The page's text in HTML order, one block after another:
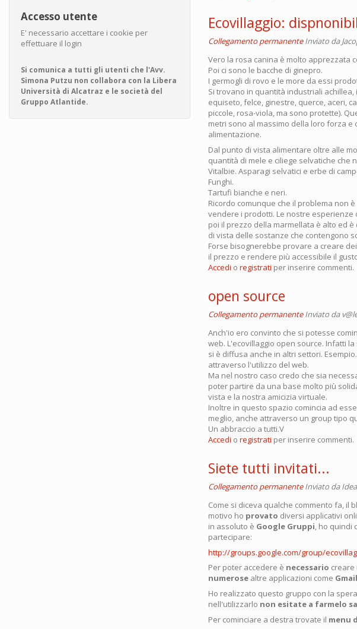
Accesso utente
E' necessario accettare i cookie per
effettuare il login
Si comunica a tutti gli utenti che l'Avv.
Simona Putzu non collabora con la Libera
Università di Alcatraz e le società del
Gruppo Atlantide.
Ecovillaggio:
Collegamento permanente Inviato da
Vero la rosa canina è molto apprezzata
Poi ci sono le bacche di ginepro.
I germogli di rovo e le more da essi
Si trovano in quantità industriali
equiseto, felce, ginestre, querce, aceri,
piccole, rosa-viola, ma sono protette).
metri sono al massimo della loro forza
alimentazione.
Dal punto di vista alimentare oltre alle
quantità di mele e ciliege selvatiche che
Vitalbie. Asparagi selvatici e erbe di
Funghi.
Tartufi bianche e neri.
Ricordo comunque che il problema non
vendere i prodotti. Le nostre esperienze
poi il prezzo della marmellata è alto ed
di vista delle sostanze che contengono
Forse bisognerebbe provare a creare
il prezzo e rendere più accessibile il
Accedi o registrati per inserire commenti.
open source
Collegamento permanente Inviato da
Anch'io ero convinto che si potesse
web. L'ecovillaggio open source. Infatti
si è diffusa anche in altri settori.
attraverso l'utilizzo del web.
Ma nel nostro caso credo che sia
poter partire da una base molto più
vista e la nostra amicizia virtuale.
Inoltre in questo spazio comincia ad
meglio, anche attraverso un group tipo
Un abbraccio a tutti.V
Accedi o registrati per inserire commenti.
Siete tutti invitati...
Collegamento permanente Inviato da
Come si diceva qualche commento fa, il
motivo ho provato diversi applicativi
in assoluto è Google Gruppi , ho
partecipare:
http://groups.google.com/group/
Per poter accedere è necessario creare
numerose altre applicazioni come Gmail
Ho realizzato questo gruppo con la
nell'utilizzarlo non esitate a farmelo
Per cominciare a destra trovate il menu